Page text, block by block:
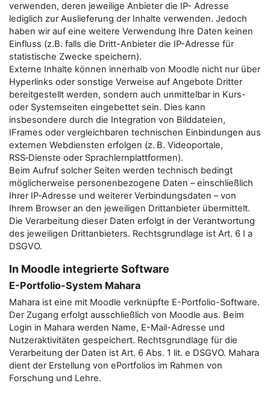
verwenden, deren jeweilige Anbieter die IP- Adresse
lediglich zur Auslieferung der Inhalte verwenden. Jedoch
haben wir auf eine weitere Verwendung Ihre Daten keinen
Einfluss (z.B. falls die Dritt-Anbieter die IP-Adresse für
statistische Zwecke speichern).
Externe Inhalte können innerhalb von Moodle nicht nur über
Hyperlinks oder sonstige Verweise auf Angebote Dritter
bereitgestellt werden, sondern auch unmittelbar in Kurs-
oder Systemseiten eingebettet sein. Dies kann
insbesondere durch die Integration von Bilddateien,
IFrames oder vergleichbaren technischen Einbindungen aus
externen Webdiensten erfolgen (z. B. Videoportale,
RSS‑Dienste oder Sprachlernplattformen).
Beim Aufruf solcher Seiten werden technisch bedingt
möglicherweise personenbezogene Daten – einschließlich
Ihrer IP‑Adresse und weiterer Verbindungsdaten – von
Ihrem Browser an den jeweiligen Drittanbieter übermittelt.
Die Verarbeitung dieser Daten erfolgt in der Verantwortung
des jeweiligen Drittanbieters. Rechtsgrundlage ist Art. 6 I a
DSGVO.
In Moodle integrierte Software
E-Portfolio-System Mahara
Mahara ist eine mit Moodle verknüpfte E-Portfolio-Software.
Der Zugang erfolgt ausschließlich von Moodle aus. Beim
Login in Mahara werden Name, E-Mail-Adresse und
Nutzeraktivitäten gespeichert. Rechtsgrundlage für die
Verarbeitung der Daten ist Art. 6 Abs. 1 lit. e DSGVO. Mahara
dient der Erstellung von ePortfolios im Rahmen von
Forschung und Lehre.